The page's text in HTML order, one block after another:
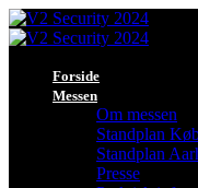
Forside
Messen
Om messen
Standplan
Standplan
Presse